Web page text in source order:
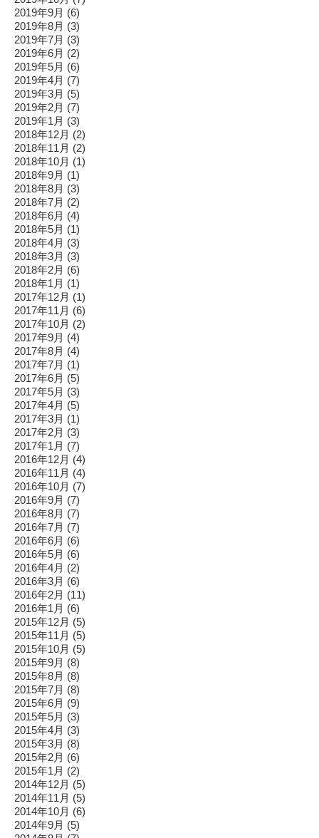
2019年9月 (6)
2019年8月 (3)
2019年7月 (3)
2019年6月 (2)
2019年5月 (6)
2019年4月 (7)
2019年3月 (5)
2019年2月 (7)
2019年1月 (3)
2018年12月 (2)
2018年11月 (2)
2018年10月 (1)
2018年9月 (1)
2018年8月 (3)
2018年7月 (2)
2018年6月 (4)
2018年5月 (1)
2018年4月 (3)
2018年3月 (3)
2018年2月 (6)
2018年1月 (1)
2017年12月 (1)
2017年11月 (6)
2017年10月 (2)
2017年9月 (4)
2017年8月 (4)
2017年7月 (1)
2017年6月 (5)
2017年5月 (3)
2017年4月 (5)
2017年3月 (1)
2017年2月 (3)
2017年1月 (7)
2016年12月 (4)
2016年11月 (4)
2016年10月 (7)
2016年9月 (7)
2016年8月 (7)
2016年7月 (7)
2016年6月 (6)
2016年5月 (6)
2016年4月 (2)
2016年3月 (6)
2016年2月 (11)
2016年1月 (6)
2015年12月 (5)
2015年11月 (5)
2015年10月 (5)
2015年9月 (8)
2015年8月 (8)
2015年7月 (8)
2015年6月 (9)
2015年5月 (3)
2015年4月 (3)
2015年3月 (8)
2015年2月 (6)
2015年1月 (2)
2014年12月 (5)
2014年11月 (5)
2014年10月 (6)
2014年9月 (5)